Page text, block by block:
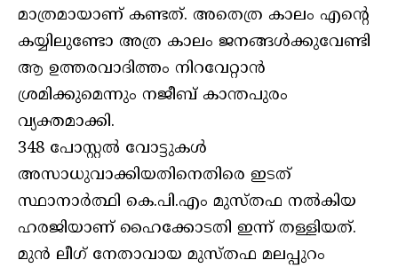
മാത്രമായാണ് കണ്ടത്. അതെത്ര കാലം എന്റെ
കയ്യിലുണ്ടോ അത്ര കാലം ജനങ്ങൾക്കുവേണ്ടി
ആ ഉത്തരവാദിത്തം നിറവേറ്റാൻ
ശ്രമിക്കുമെന്നും നജീബ് കാന്തപുരം
വ്യക്തമാക്കി.
348 പോസ്റ്റൽ വോട്ടുകൾ
അസാധുവാക്കിയതിനെതിരെ ഇടത്
സ്ഥാനാർത്ഥി കെ.പി.എം മുസ്തഫ നൽകിയ
ഹരജിയാണ് ഹൈക്കോടതി ഇന്ന് തള്ളിയത്.
മുൻ ലീഗ് നേതാവായ മുസ്തഫ മലപ്പുറം